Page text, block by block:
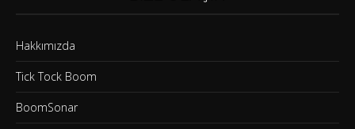
Hakkımızda
Tick Tock Boom
BoomSonar